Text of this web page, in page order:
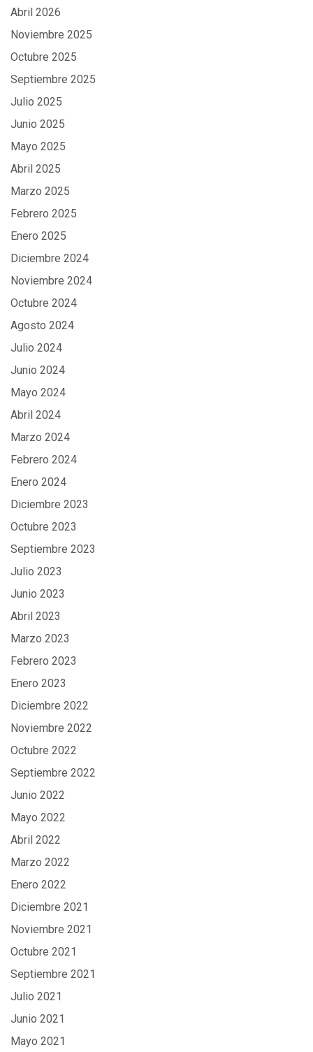
Abril 2026
Noviembre 2025
Octubre 2025
Septiembre 2025
Julio 2025
Junio 2025
Mayo 2025
Abril 2025
Marzo 2025
Febrero 2025
Enero 2025
Diciembre 2024
Noviembre 2024
Octubre 2024
Agosto 2024
Julio 2024
Junio 2024
Mayo 2024
Abril 2024
Marzo 2024
Febrero 2024
Enero 2024
Diciembre 2023
Octubre 2023
Septiembre 2023
Julio 2023
Junio 2023
Abril 2023
Marzo 2023
Febrero 2023
Enero 2023
Diciembre 2022
Noviembre 2022
Octubre 2022
Septiembre 2022
Junio 2022
Mayo 2022
Abril 2022
Marzo 2022
Enero 2022
Diciembre 2021
Noviembre 2021
Octubre 2021
Septiembre 2021
Julio 2021
Junio 2021
Mayo 2021